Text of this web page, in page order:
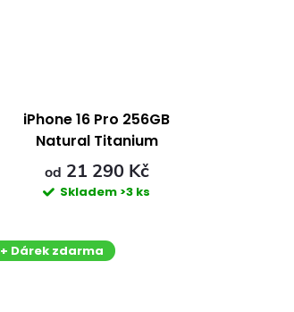
iPhone 16 Pro 256GB
Natural Titanium
od 21 290 Kč
Skladem >3 ks
+ Dárek zdarma